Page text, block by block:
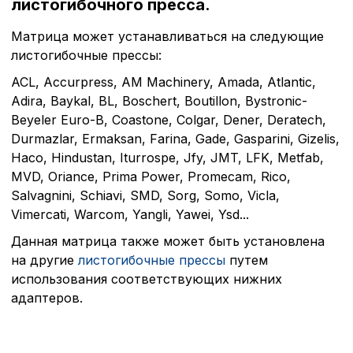
листогибочного пресса.
Матрица может устанавливаться на следующие
листогибочные прессы:
ACL, Accurpress, AM Machinery, Amada, Atlantic,
Adira, Baykal, BL, Boschert, Boutillon, Bystronic-
Beyeler Euro-B, Coastone, Colgar, Dener, Deratech,
Durmazlar, Ermaksan, Farina, Gade, Gasparini, Gizelis,
Haco, Hindustan, Iturrospe, Jfy, JMT, LFK, Metfab,
MVD, Oriance, Prima Power, Promecam, Rico,
Salvagnini, Schiavi, SMD, Sorg, Somo, Vicla,
Vimercati, Warcom, Yangli, Yawei, Ysd...
Данная матрица также может быть установлена
на другие листогибочные прессы путем
использования соответствующих нижних
адаптеров.
Политика в
обработки сookies